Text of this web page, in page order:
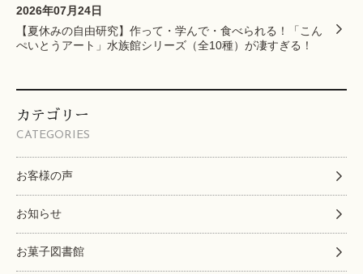
2026年07月24日
【夏休みの自由研究】作って・学んで・食べられる！「こん
ぺいとうアート」水族館シリーズ（全10種）が凄すぎる！
カテゴリー
CATEGORIES
お客様の声
お知らせ
お菓子図書館